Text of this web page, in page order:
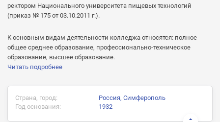
ректором Национального университета пищевых технологий
(приказ № 175 от 03.10.2011 г.).
К основным видам деятельности колледжа относятся: полное
общее среднее образование, профессионально-техническое
образование, высшее образование.
Читать подробнее
Страна, город:
Россия, Симферополь
Год основания:
1932
Нажимая на кнопку «Отправить» я даю согласие
на обработку моих персональных данных
ОТПРАВИТЬ
на обработку моих персональных данных